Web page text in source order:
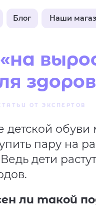
Наши магазины
ОТ ЭКСПЕРТОВ
обуви
пару на
дети
ли такой